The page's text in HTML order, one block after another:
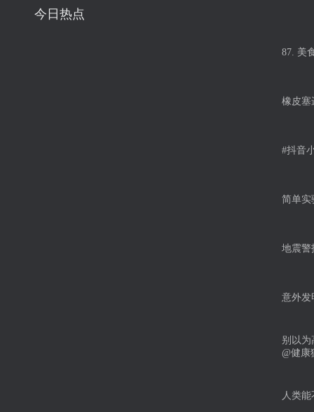
今日热点
87. 美
橡皮塞
#抖音
简单实
地震警
意外发
别以为
@健康
人类